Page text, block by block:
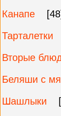
Канапе
Тарталетки
Вторые
Беляши с
Шашлыки